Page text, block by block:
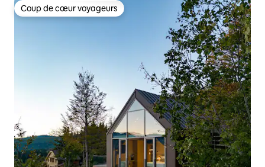
Coup de cœur voyageurs
Coup de cœur voyageurs